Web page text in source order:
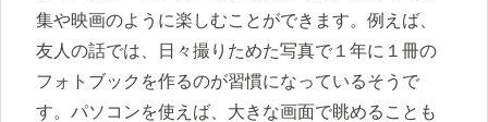
集や映画のように楽しむことができます。例えば、
友人の話では、日々撮りためた写真で１年に１冊の
フォトブックを作るのが習慣になっているそうで
す。パソコンを使えば、大きな画面で眺めることも